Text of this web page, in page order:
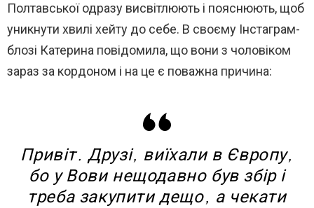
Полтавської одразу висвітлюють і пояснюють, щоб
уникнути хвилі хейту до себе. В своєму Інстаграм-
блозі Катерина повідомила, що вони з чоловіком
зараз за кордоном і на це є поважна причина:
Привіт. Друзі, виїхали в Європу,
бо у Вови нещодавно був збір і
треба закупити дещо, а чекати